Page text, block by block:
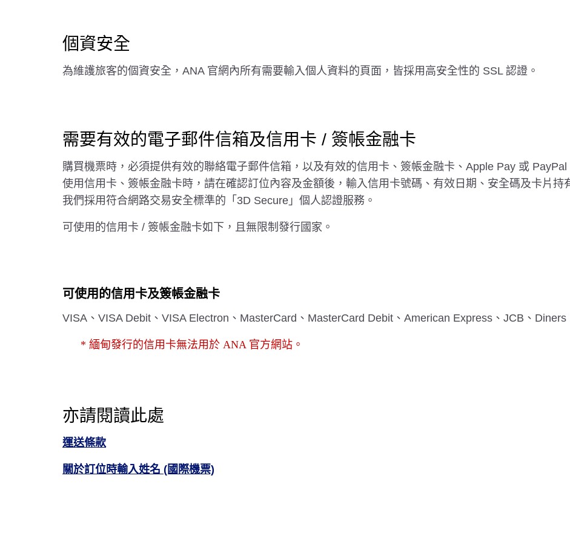
個資安全
為維護旅客的個資安全，ANA 官網內所有需要輸入個人資料的頁面，皆採用高安全性的 SSL 認證。
需要有效的電子郵件信箱及信用卡 / 簽帳金融卡
購買機票時，必須提供有效的聯絡電子郵件信箱，以及有效的信用卡、簽帳金融卡、Apple Pay 或 PayPal
使用信用卡、簽帳金融卡時，請在確認訂位內容及金額後，輸入信用卡號碼、有效日期、安全碼及卡片持
我們採用符合網路交易安全標準的「3D Secure」個人認證服務。
可使用的信用卡 / 簽帳金融卡如下，且無限制發行國家。
可使用的信用卡及簽帳金融卡
VISA、VISA Debit、VISA Electron、MasterCard、MasterCard Debit、American Express、JCB、Diners
* 緬甸發行的信用卡無法用於 ANA 官方網站。
亦請閱讀此處
運送條款
關於訂位時輸入姓名 (國際機票)